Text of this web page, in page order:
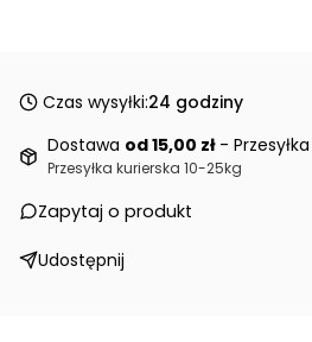
Czas wysyłki:24 godziny
Dostawa od 15,00 zł -
Przesyłka kurierska 10-25kg
Zapytaj o produkt
Udostępnij